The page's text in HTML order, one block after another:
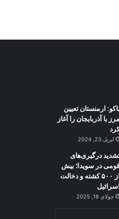
ارمنستان تعیین
مرز با آذربایجان را آغاز
اپریل 23, 2024
درگیری‌های
در سویدا؛ بیش
از ۵۰۰ کشته و دخالت
جولای 18, 2025